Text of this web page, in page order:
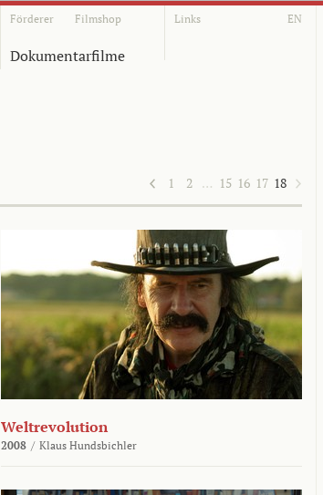
Förderer Filmshop Links EN
Dokumentarfilme
1 2 … 15 16 17 18
Weltrevolution
2008 / Klaus Hundsbichler